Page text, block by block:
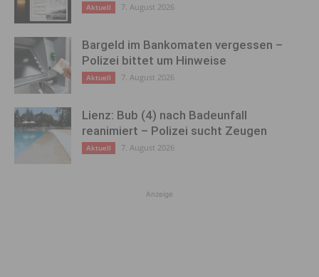
Aktuell 7. August 2026
Bargeld im Bankomaten vergessen –
Polizei bittet um Hinweise
Aktuell 7. August 2026
Lienz: Bub (4) nach Badeunfall
reanimiert – Polizei sucht Zeugen
Aktuell 7. August 2026
Anzeige